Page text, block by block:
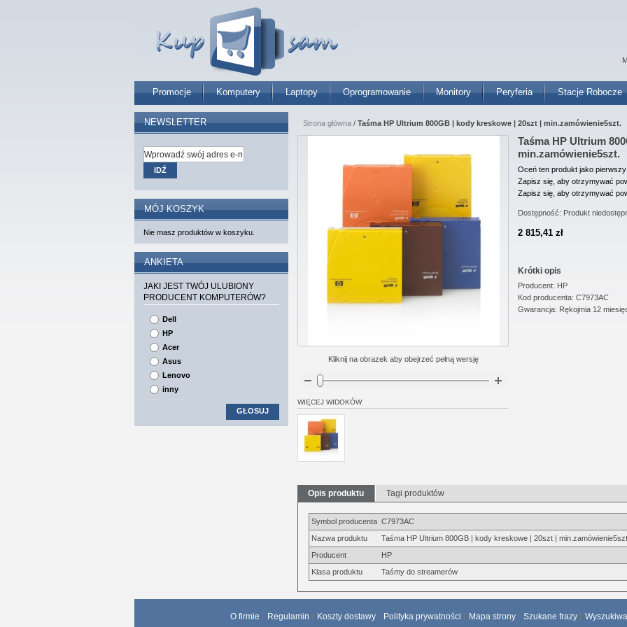
Promocje Komputery Laptopy Oprogramowanie Monitory Peryferia Stacje Robocze
Strona główna / Taśma HP Ultrium 800GB | kody kreskowe | 20szt | min.zamówienie5szt.
Taśma HP Ultrium
min.zamówienie5szt.
Oceń ten produkt jako pierwszy
Zapisz się, aby otrzymywać
Zapisz się, aby otrzymywać
Dostępność: Produkt
2 815,41 zł
Krótki opis
Producent: HP
Kod producenta: C7973AC
Gwarancja: Rękojmia 12
Kliknij na obrazek aby obejrzeć pełną wersję
WIĘCEJ WIDOKÓW
Opis produktu Tagi produktów
Symbol producenta C7973AC
Nazwa produktu
Taśma HP Ultrium 800GB | kody kreskowe | 20szt | min.zamówienie5szt.
Producent
HP
Klasa produktu
Taśmy do streamerów
NEWSLETTER
IDŹ
MÓJ KOSZYK
Nie masz produktów w koszyku.
ANKIETA
JAKI JEST TWÓJ ULUBIONY
PRODUCENT KOMPUTERÓW?
Dell
HP
Acer
Asus
Lenovo
inny
GŁOSUJ
O firmie Regulamin Koszty dostawy Polityka prywatności Mapa strony Szukane frazy